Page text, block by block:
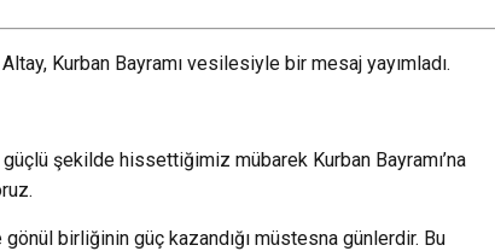
Kurban Bayramı vesilesiyle bir mesaj yayımladı.
şekilde hissettiğimiz mübarek Kurban Bayramı’na
gönül birliğinin güç kazandığı müstesna günlerdir. Bu